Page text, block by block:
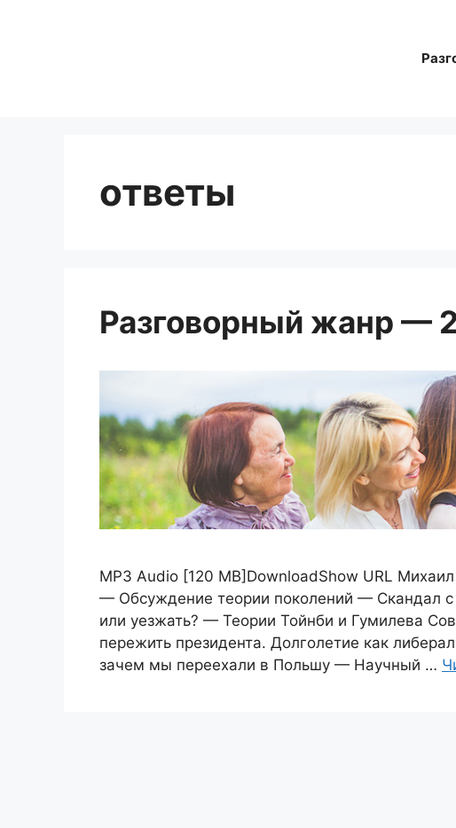
ответы
Разговорный жанр —
MP3 Audio [120 MB]DownloadShow URL
— Обсуждение теории поколений — Скандал
или уезжать? — Теории Тойнби и Гумилева
пережить президента. Долголетие как
зачем мы переехали в Польшу — Научный …